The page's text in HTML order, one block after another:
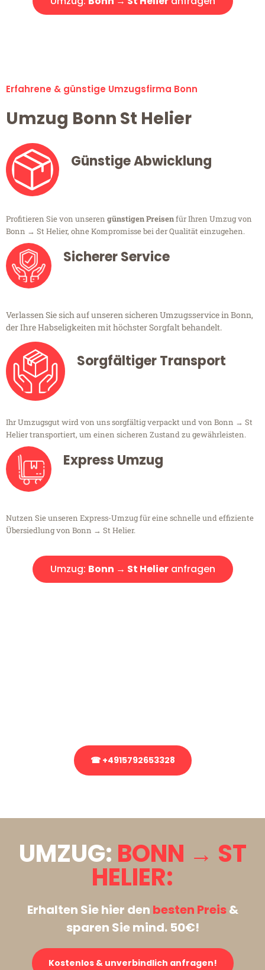
Erfahrene & günstige Umzugsfirma Bonn
Umzug Bonn St Helier
Günstige Abwicklung
Profitieren Sie von unseren günstigen Preisenfür Ihren Umzug von
Bonn → St Helier, ohne Kompromisse bei der Qualität einzugehen.
Sicherer Service
Verlassen Sie sich auf unseren sicheren Umzugsservice in Bonn,
der Ihre Habseligkeiten mit höchster Sorgfalt behandelt.
Sorgfältiger Transport
Ihr Umzugsgut wird von uns sorgfältig verpackt und von Bonn → St
Helier transportiert, um einen sicheren Zustand zu gewährleisten.
Express Umzug
Nutzen Sie unseren Express-Umzug für eine schnelle und effiziente
Übersiedlung von Bonn → St Helier.
Umzug: Bonn → St Helieranfragen
☎ +4915792653328
UMZUG: BONN → ST
HELIER:
Erhalten Sie hier den besten Preis&
sparen Sie mind. 50€!
Kostenlos & unverbindlich anfragen!